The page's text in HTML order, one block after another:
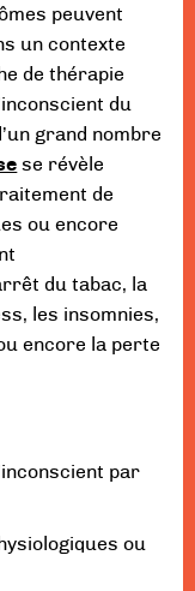
peuvent
un contexte
de thérapie
du
grand nombre
se révèle
de
ou encore
du tabac, la
les insomnies,
encore la perte
par
ou